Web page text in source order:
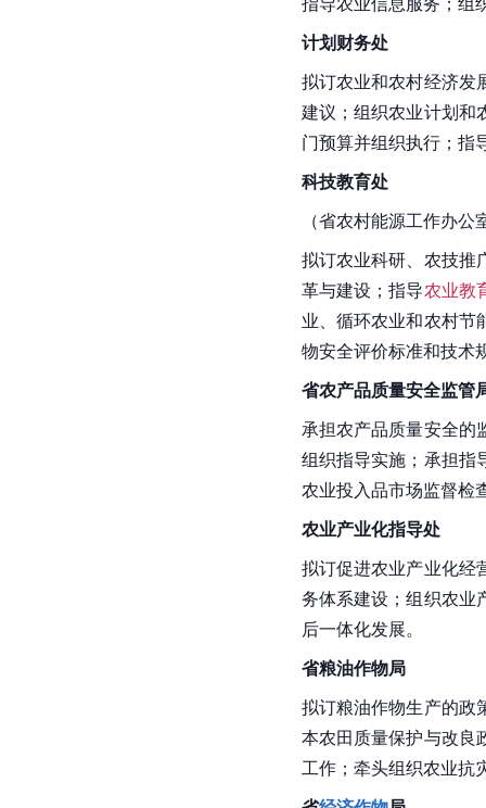
计划财务处
拟订农业和农村经济发
建议；组织农业计划和
门预算并组织执行；指
科技教育处
（省农村能源工作办公
拟订农业科研、农技推
革与建设；指导农业教
业、循环农业和农村节
物安全评价标准和技术
省农产品质量安全监管
承担农产品质量安全的
组织指导实施；承担指
农业投入品市场监督检
农业产业化指导处
拟订促进农业产业化经
务体系建设；组织农业
后一体化发展。
省粮油作物局
拟订粮油作物生产的政
本农田质量保护与改良
工作；牵头组织农业抗